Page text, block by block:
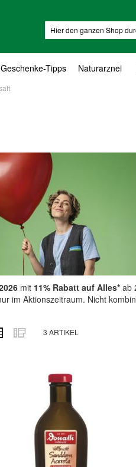
Geschenke-Tipps Naturarznei
mit 11% Rabatt auf Alles*ab
im Aktionszeitraum. Nicht
ANSICHT
ALS
Raster Liste
3 ARTIKEL